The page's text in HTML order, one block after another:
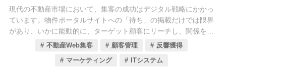
このような課題を解決し、獲得した見込み客の「熱意」を自動で
高め、成約確度の高い顧客を効率的に営業部門に引き渡すための
仕組みが、MA（マーケティングオートメーション）です。MA
自動で適切な情報を届け、最適なタイミングで営業担当者にアラ
ートを送ることで、不動産営業のあり方を根本から変革します。
現代の不動産市場において、集客の成功はデジタル戦略にかかっ
ています。物件ポータルサイトへの「待ち」の掲載だけでは限界
があり、いかに能動的に、ターゲット顧客にリーチし、関係を構
築し、成約へと導くかが売上を伸ばす鍵となります。
この競争を勝ち抜くためには、テクノロジーの力を借りて集客活
不動産Web集客 顧客管理
反響獲得
マーケティング
ITシステム